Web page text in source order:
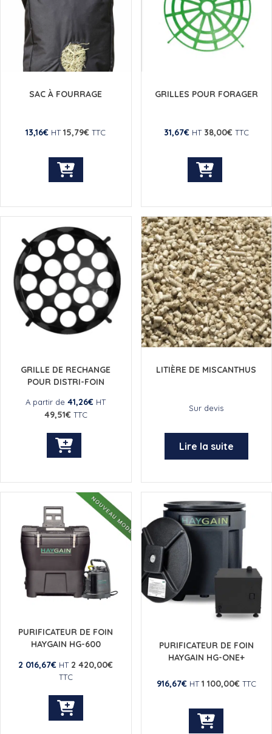
SAC À FOURRAGE
13,16€ HT15,79€ TTC
GRILLES POUR FORAGER
31,67€ HT 38,00€ TTC
Ce
plusieurs
variations.
Les
options
peuvent
être
choisies
sur
la
page
du
GRILLE DE RECHANGE
POUR DISTRI-FOIN
A partir de41,26€ HT
49,51€ TTC
Ce
plusieurs
variations.
options
peuvent
être
choisies
la
produit
LITIÈRE DE MISCANTHUS
Sur devis
Lire la suite
PURIFICATEUR DE FOIN
HAYGAIN HG-600
2 016,67€ HT 2 420,00€
TTC
PURIFICATEUR DE FOIN
HAYGAIN HG-ONE+
916,67€HT1 100,00€ TTC